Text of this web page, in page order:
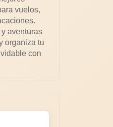
vuelos,
aventuras
organiza tu
con